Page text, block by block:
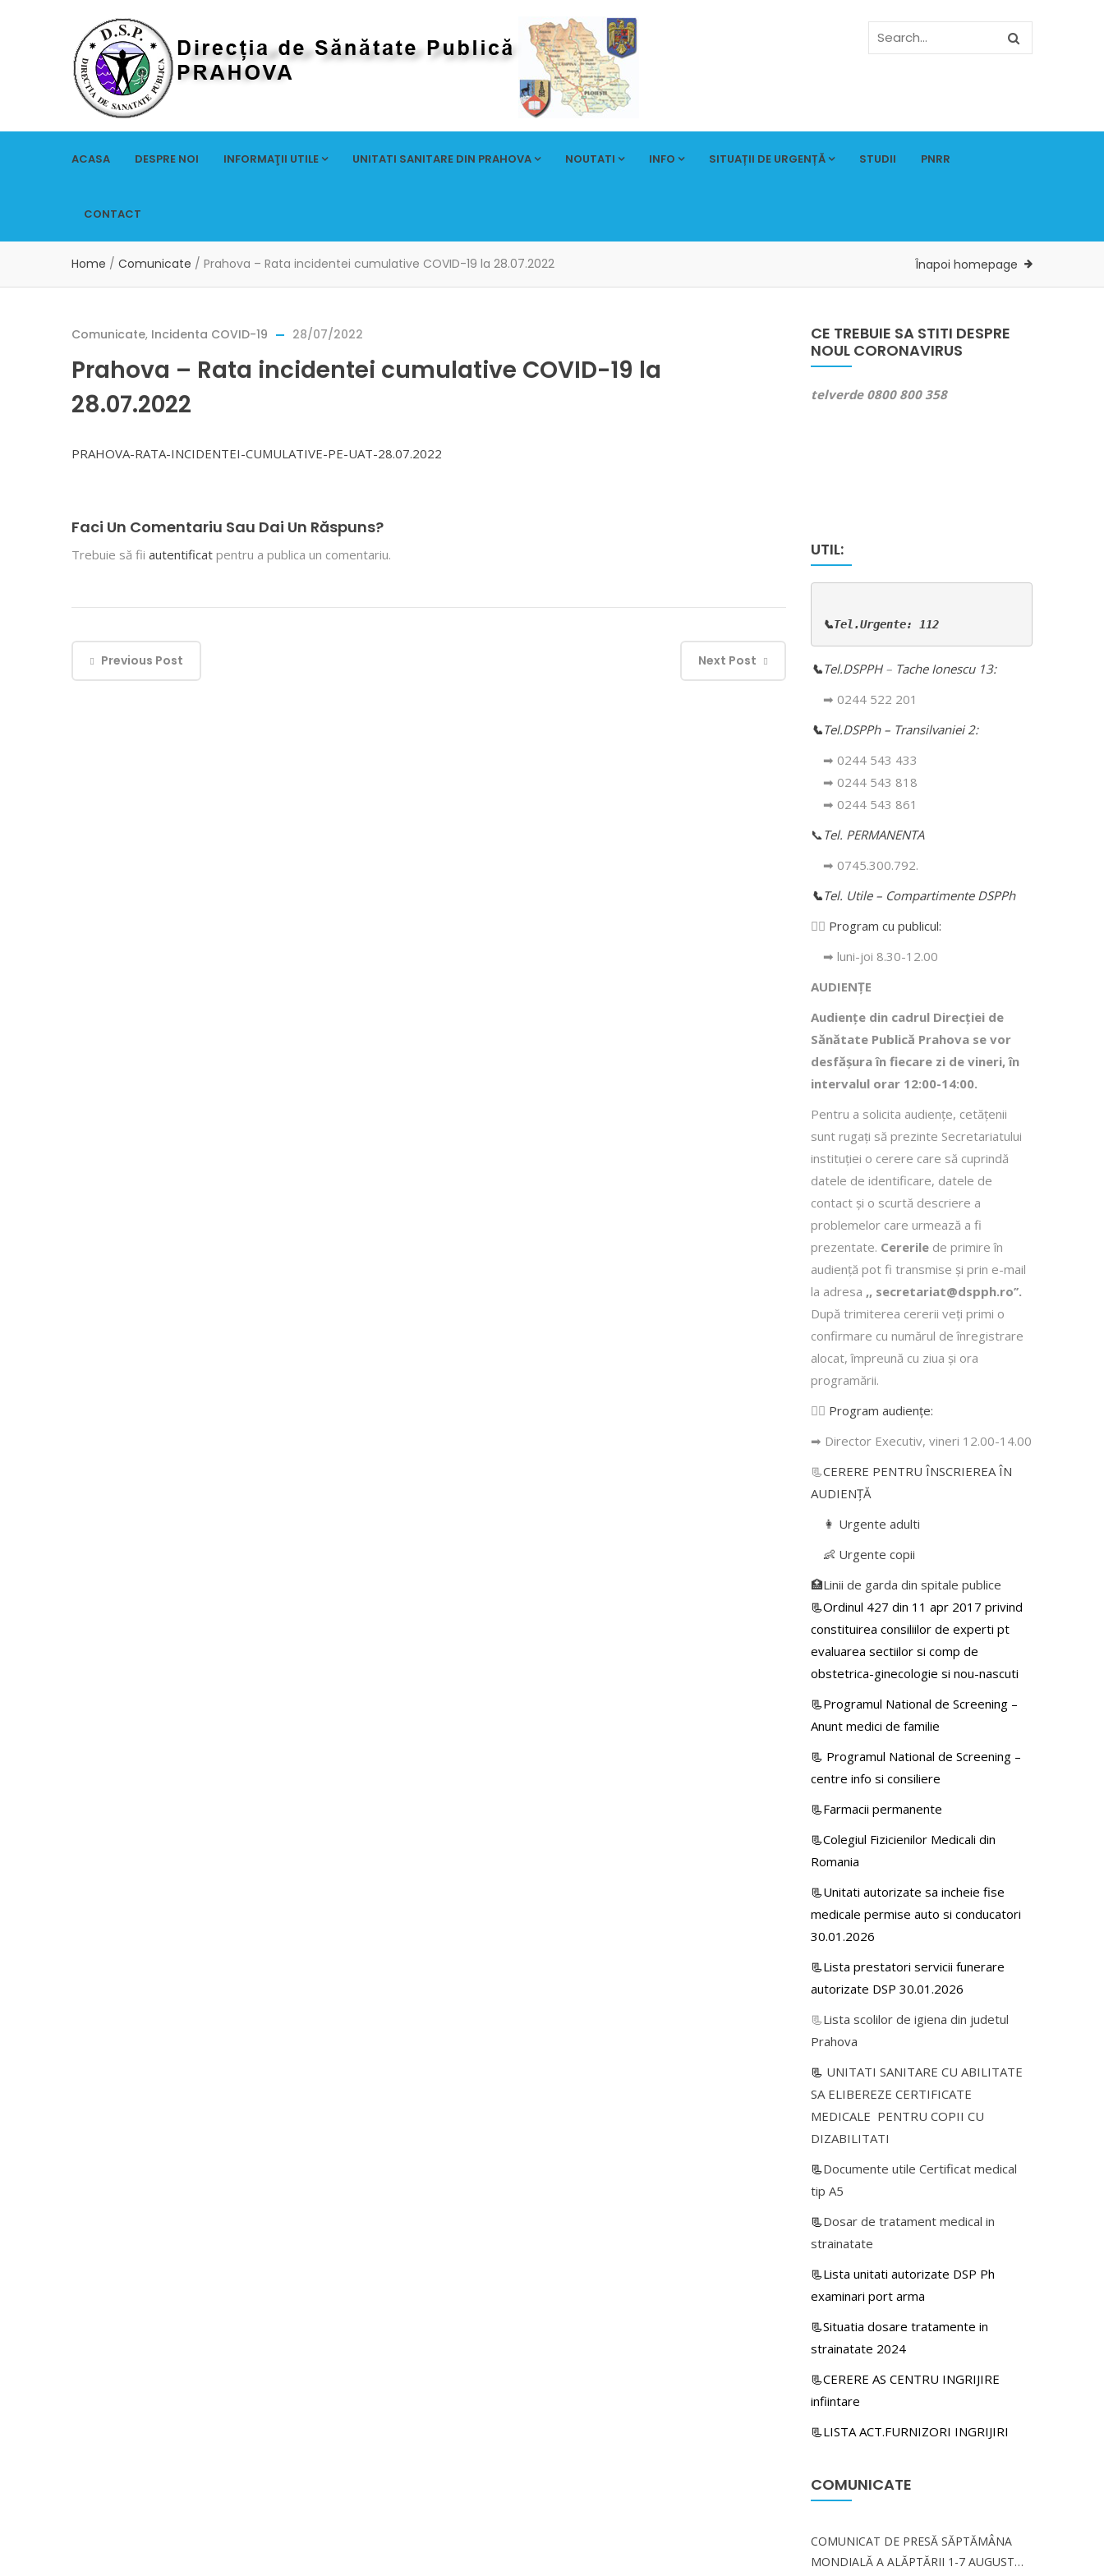
ACASA DESPRE NOI INFORMAŢII UTILE UNITATI SANITARE DIN PRAHOVA NOUTATI INFO SITUAȚII DE URGENȚĂ STUDII PNRR
CONTACT
Home / Comunicate / Prahova – Rata incidentei cumulative COVID-19 la 28.07.2022 Înapoi homepage
Comunicate, Incidenta COVID-19 28/07/2022
Prahova – Rata incidentei cumulative COVID-19 la
28.07.2022
PRAHOVA-RATA-INCIDENTEI-CUMULATIVE-PE-UAT-28.07.2022
Faci Un Comentariu Sau Dai Un Răspuns?
Trebuie să fii autentificat pentru a publica un comentariu.
Previous Post Next Post
CE TREBUIE SA STITI DESPRE
NOUL CORONAVIRUS
telverde 0800 800 358
UTIL:
📞Tel.Urgente: 112
📞Tel.DSPPH – Tache Ionescu 13:
➡ 0244 522 201
📞Tel.DSPPh – Transilvaniei 2:
➡ 0244 543 433
➡ 0244 543 818
➡ 0244 543 861
📞 Tel. PERMANENTA
➡ 0745.300.792.
📞Tel. Utile – Compartimente DSPPh
👩‍⚕️ Program cu publicul:
➡ luni-joi 8.30-12.00
AUDIENȚE
Audiențe din cadrul Direcţiei de
Sănătate Publică Prahova se vor
desfăşura în fiecare zi de vineri, în
intervalul orar 12:00-14:00.
Pentru a solicita audienţe, cetăţenii
sunt rugaţi să prezinte Secretariatului
instituției o cerere care să cuprindă
datele de identificare, datele de
contact şi o scurtă descriere a
problemelor care urmează a fi
prezentate. Cererile de primire în
audienţă pot fi transmise şi prin e-mail
la adresa ,, secretariat@dspph.ro’’.
După trimiterea cererii veţi primi o
confirmare cu numărul de înregistrare
alocat, împreună cu ziua şi ora
programării.
👩‍⚕️ Program audiențe:
➡ Director Executiv, vineri 12.00-14.00
📃CERERE PENTRU ÎNSCRIEREA ÎN
AUDIENŢĂ
👩 Urgente adulti
👶 Urgente copii
🏥Linii de garda din spitale publice
📃Ordinul 427 din 11 apr 2017 privind
constituirea consiliilor de experti pt
evaluarea sectiilor si comp de
obstetrica-ginecologie si nou-nascuti
📃Programul National de Screening –
Anunt medici de familie
📃 Programul National de Screening –
centre info si consiliere
📃Farmacii permanente
📃Colegiul Fizicienilor Medicali din
Romania
📃Unitati autorizate sa incheie fise
medicale permise auto si conducatori
30.01.2026
📃Lista prestatori servicii funerare
autorizate DSP 30.01.2026
📃Lista scolilor de igiena din judetul
Prahova
📃 UNITATI SANITARE CU ABILITATE
SA ELIBEREZE CERTIFICATE
MEDICALE PENTRU COPII CU
DIZABILITATI
📃Documente utile Certificat medical
tip A5
📃Dosar de tratament medical in
strainatate
📃Lista unitati autorizate DSP Ph
examinari port arma
📃Situatia dosare tratamente in
strainatate 2024
📃CERERE AS CENTRU INGRIJIRE
infiintare
📃LISTA ACT.FURNIZORI INGRIJIRI
COMUNICATE
COMUNICAT DE PRESĂ SĂPTĂMÂNA
MONDIALĂ A ALĂPTĂRII 1-7 AUGUST